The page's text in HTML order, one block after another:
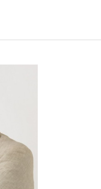
y web en
vez que
por